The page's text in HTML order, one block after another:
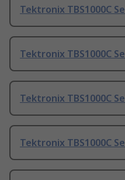
Tektronix TBS1000C
Tektronix TBS1000C
Tektronix TBS1000C
Tektronix TBS1000C